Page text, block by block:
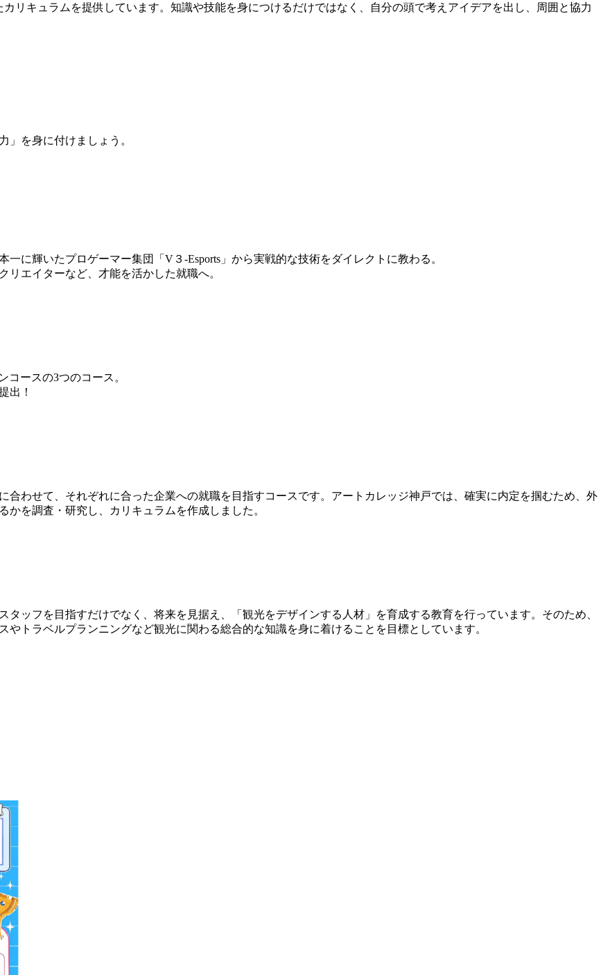
リキュラムを提供しています。知識や技能を身につけるだけではなく、自分の頭で考えアイデアを出し、周囲と協力
」を身に付けましょう。
に輝いたプロゲーマー集団「V３-Esports」から実戦的な技術をダイレクトに教わる。
エイターなど、才能を活かした就職へ。
ースの3つのコース。
出！
合わせて、それぞれに合った企業への就職を目指すコースです。アートカレッジ神戸では、確実に内定を掴むため、外
を調査・研究し、カリキュラムを作成しました。
ッフを目指すだけでなく、将来を見据え、「観光をデザインする人材」を育成する教育を行っています。そのため、
トラベルプランニングなど観光に関わる総合的な知識を身に着けることを目標としています。